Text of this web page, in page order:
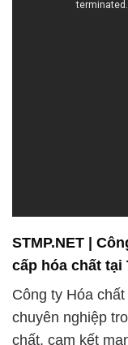
bao gồm hóa
hóa chất làm
ứng mọi nhu
nghiệp.
Với tầm nhìn
chúng tôi tự hào